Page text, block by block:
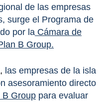
de las empresas
surge el Programa de
por la Cámara de
B Group.
las empresas de la isla
asesoramiento directo
B Group para evaluar